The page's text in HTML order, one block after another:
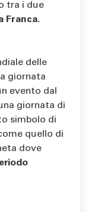
tra i due
Franca.
delle
giornata
evento dal
giornata di
simbolo di
quello di
dove